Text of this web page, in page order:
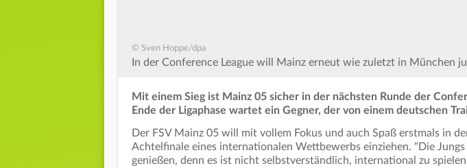
© Sven Hoppe/dpa
In der Conference League will Mainz erneut wie zuletzt in München
Mit einem Sieg ist Mainz 05 sicher in der nächsten Runde der
Ende der Ligaphase wartet ein Gegner, der von einem deutschen
Der FSV Mainz 05 will mit vollem Fokus und auch Spaß erstmals in
Achtelfinale eines internationalen Wettbewerbs einziehen. "Die Jungs
genießen, denn es ist nicht selbstverständlich, international zu